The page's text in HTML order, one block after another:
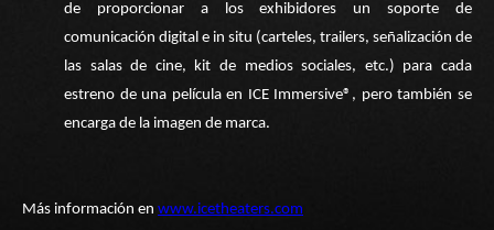
de proporcionar a los exhibidores un soporte de
comunicación digital e in situ (carteles, trailers, señalización de
las salas de cine, kit de medios sociales, etc.) para cada
estreno de una película en ICE Immersive®, pero también se
encarga de la imagen de marca.
Más información en www.icetheaters.com